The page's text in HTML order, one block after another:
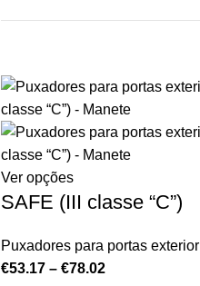
Ver opções
SAFE (III classe “C”)
Puxadores para portas exterior
€53.17 – €78.02